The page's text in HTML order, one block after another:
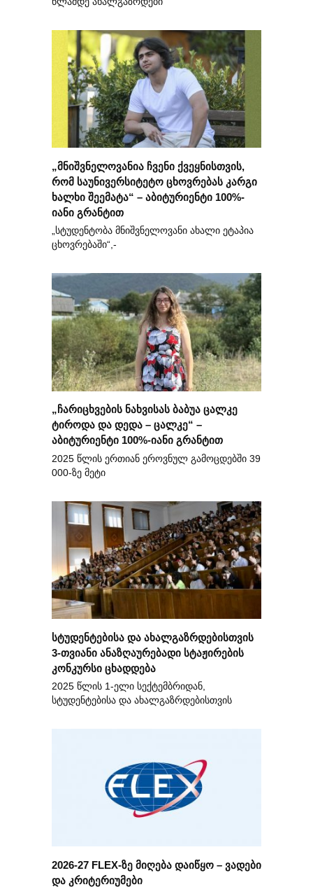
„მნიშვნელოვანია ჩვენი ქვეყნისთვის,
რომ საუნივერსიტეტო ცხოვრებას კარგი
ხალხი შეემატა“ – აბიტურიენტი 100%-
იანი გრანტით
„სტუდენტობა მნიშვნელოვანი ახალი ეტაპია
ცხოვრებაში“,-
„ჩარიცხვების ნახვისას ბაბუა ცალკე
ტიროდა და დედა – ცალკე“ –
აბიტურიენტი 100%-იანი გრანტით
2025 წლის ერთიან ეროვნულ გამოცდებში 39
000-ზე მეტი
სტუდენტებისა და ახალგაზრდებისთვის
3-თვიანი ანაზღაურებადი სტაჟირების
კონკურსი ცხადდება
2025 წლის 1-ელი სექტემბრიდან,
სტუდენტებისა და ახალგაზრდებისთვის
2026-27 FLEX-ზე მიღება დაიწყო – ვადები
და კრიტერიუმები